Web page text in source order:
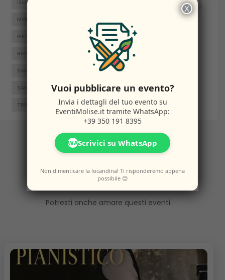
ISERNIA MOLISE
MONTENERO DI BISACCIA
PIETRABBONDANTE PIETRACATELLA RICCIA
RIPALIMOSANI ROCCAMANDOLFI ROTELLO
SAN GIACOMO DEGLI SCHIAVONI SAN MASSIMO
SANTA CROCE DI MAGLIANO SEPINO TERMOLI
TRIVENTO VENAFRO VINCHIATURO
AltriEventi
Potresti anche amare questi eventi.
×
Vuoi pubblicare un evento?
Invia i dettagli del tuo evento su
EventiMolise.it tramite WhatsApp:
+39 350 191 8395
WAScrivici su WhatsApp
Non dimenticare la locandina! Ti risponderemo appena
possibile 😊
X